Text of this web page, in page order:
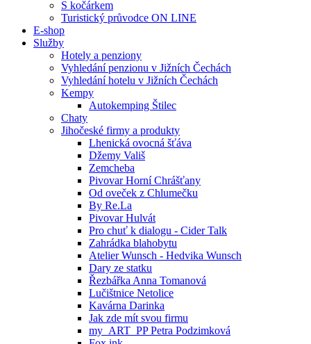
S kočárkem
Turistický průvodce ON LINE
E-shop
Služby
Hotely a penziony
Vyhledání penzionu v Jižních Čechách
Vyhledání hotelu v Jižních Čechách
Kempy
Autokemping Štilec
Chaty
Jihočeské firmy a produkty
Lhenická ovocná šťáva
Džemy Vališ
Zemcheba
Pivovar Horní Chrášťany
Od oveček z Chlumečku
By Re.La
Pivovar Hulvát
Pro chuť k dialogu - Cider Talk
Zahrádka blahobytu
Atelier Wunsch - Hedvika Wunsch
Dary ze statku
Řezbářka Anna Tomanová
Lučištnice Netolice
Kavárna Darinka
Jak zde mít svou firmu
my_ART_PP Petra Podzimková